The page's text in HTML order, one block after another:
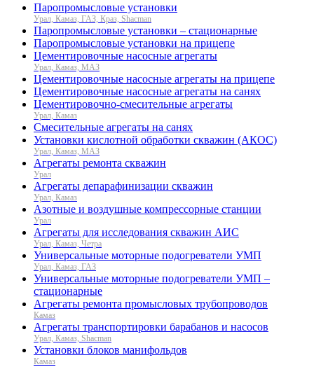
Паропромысловые установки
Урал, Камаз, ГАЗ, Краз, Shacman
Паропромысловые установки – стационарные
Паропромысловые установки на прицепе
Цементировочные насосные агрегаты
Урал, Камаз, МАЗ
Цементировочные насосные агрегаты на прицепе
Цементировочные насосные агрегаты на санях
Цементировочно-смесительные агрегаты
Урал, Камаз
Смесительные агрегаты на санях
Установки кислотной обработки скважин (АКОС)
Урал, Камаз, МАЗ
Агрегаты ремонта скважин
Урал
Агрегаты депарафинизации скважин
Урал, Камаз
Азотные и воздушные компрессорные станции
Урал
Агрегаты для исследования скважин АИС
Урал, Камаз, Четра
Универсальные моторные подогреватели УМП
Урал, Камаз, ГАЗ
Универсальные моторные подогреватели УМП –
стационарные
Агрегаты ремонта промысловых трубопроводов
Камаз
Агрегаты транспортировки барабанов и насосов
Урал, Камаз, Shacman
Установки блоков манифольдов
Камаз